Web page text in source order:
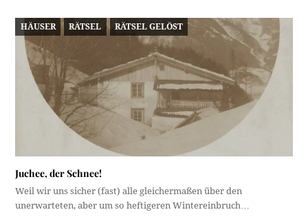
HÄUSER RÄTSEL RÄTSEL GELÖST
Juchee, der Schnee!
Weil wir uns sicher (fast) alle gleichermaßen über den
unerwarteten, aber um so heftigeren Wintereinbruch…